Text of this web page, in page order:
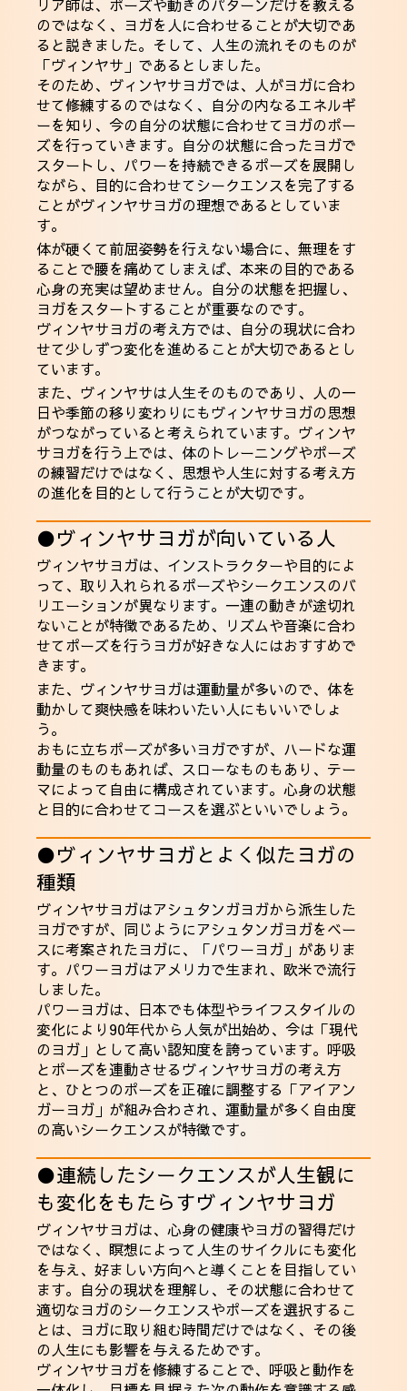
リア師は、ポーズや動きのパターンだけを教える
のではなく、ヨガを人に合わせることが大切であ
ると説きました。そして、人生の流れそのものが
「ヴィンヤサ」であるとしました。
そのため、ヴィンヤサヨガでは、人がヨガに合わ
せて修練するのではなく、自分の内なるエネルギ
ーを知り、今の自分の状態に合わせてヨガのポー
ズを行っていきます。自分の状態に合ったヨガで
スタートし、パワーを持続できるポーズを展開し
ながら、目的に合わせてシークエンスを完了する
ことがヴィンヤサヨガの理想であるとしていま
す。
体が硬くて前屈姿勢を行えない場合に、無理をす
ることで腰を痛めてしまえば、本来の目的である
心身の充実は望めません。自分の状態を把握し、
ヨガをスタートすることが重要なのです。
ヴィンヤサヨガの考え方では、自分の現状に合わ
せて少しずつ変化を進めることが大切であるとし
ています。
また、ヴィンヤサは人生そのものであり、人の一
日や季節の移り変わりにもヴィンヤサヨガの思想
がつながっていると考えられています。ヴィンヤ
サヨガを行う上では、体のトレーニングやポーズ
の練習だけではなく、思想や人生に対する考え方
の進化を目的として行うことが大切です。
●ヴィンヤサヨガが向いている人
ヴィンヤサヨガは、インストラクターや目的によ
って、取り入れられるポーズやシークエンスのバ
リエーションが異なります。一連の動きが途切れ
ないことが特徴であるため、リズムや音楽に合わ
せてポーズを行うヨガが好きな人にはおすすめで
きます。
また、ヴィンヤサヨガは運動量が多いので、体を
動かして爽快感を味わいたい人にもいいでしょ
う。
おもに立ちポーズが多いヨガですが、ハードな運
動量のものもあれば、スローなものもあり、テー
マによって自由に構成されています。心身の状態
と目的に合わせてコースを選ぶといいでしょう。
●ヴィンヤサヨガとよく似たヨガの
種類
ヴィンヤサヨガはアシュタンガヨガから派生した
ヨガですが、同じようにアシュタンガヨガをベー
スに考案されたヨガに、「パワーヨガ 」がありま
す。パワーヨガはアメリカで生まれ、欧米で流行
しました。
パワーヨガは、日本でも体型やライフスタイルの
変化により90年代から人気が出始め、今は「現代
のヨガ」として高い認知度を誇っています。呼吸
とポーズを連動させるヴィンヤサヨガの考え方
と、ひとつのポーズを正確に調整する「アイアン
ガーヨガ」が組み合わされ、運動量が多く自由度
の高いシークエンスが特徴です。
●連続したシークエンスが人生観に
も変化をもたらすヴィンヤサヨガ
ヴィンヤサヨガは、心身の健康やヨガの習得だけ
ではなく、瞑想によって人生のサイクルにも変化
を与え、好ましい方向へと導くことを目指してい
ます。自分の現状を理解し、その状態に合わせて
適切なヨガのシークエンスやポーズを選択するこ
とは、ヨガに取り組む時間だけではなく、その後
の人生にも影響を与えるためです。
ヴィンヤサヨガを修練することで、呼吸と動作を